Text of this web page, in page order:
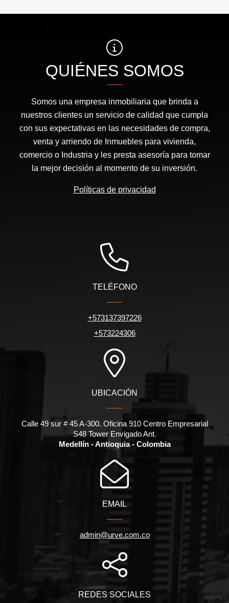
QUIÉNES SOMOS
Somos una empresa inmobiliaria que brinda a
nuestros clientes un servicio de calidad que cumpla
con sus expectativas en las necesidades de compra,
venta y arriendo de Inmuebles para vivienda,
comercio o Industria y les presta asesoría para tomar
la mejor decisión al momento de su inversión.
Políticas de privacidad
TELÉFONO
+573137397226
+573224306
UBICACIÓN
Calle 49 sur # 45 A-300. Oficina 910 Centro Empresarial
S48 Tower Envigado Ant.
Medellín - Antioquia - Colombia
EMAIL
admin@urve.com.co
REDES SOCIALES